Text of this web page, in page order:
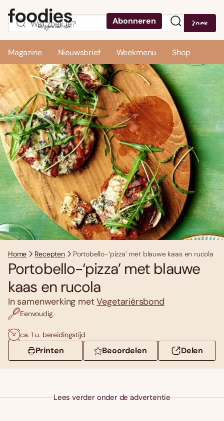
Abonneren Zoek
Magazine Nieuwsbrief Weekmenu Shop
Home Recepten Portobello-‘pizza’ met blauwe kaas en rucola
Portobello-‘pizza’ met blauwe
kaas en rucola
In samenwerking metVegetariërsbond
Eenvoudig
ca. 1 u. bereidingstijd
Printen Beoordelen Delen
Lees verder onder de advertentie